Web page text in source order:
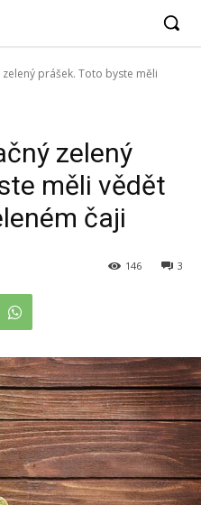
prášek. Toto byste měli
zelený
měli vědět
čaji
3
146